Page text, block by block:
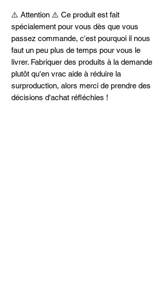
⚠️ Attention ⚠️ Ce produit est fait
spécialement pour vous dès que vous
passez commande, c'est pourquoi il nous
faut un peu plus de temps pour vous le
livrer. Fabriquer des produits à la demande
plutôt qu'en vrac aide à réduire la
surproduction, alors merci de prendre des
décisions d'achat réfléchies !